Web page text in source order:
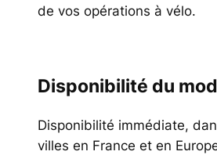
de vos opérations à vélo.
Disponibilité du
Disponibilité immédiate,
villes en France et en